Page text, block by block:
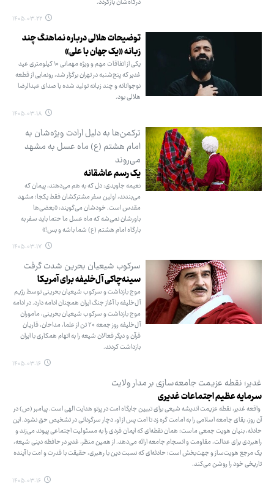
۱۴۰۵.۰۳.۲۲
توضیحات هلالی درباره نماهنگ چند
زبانه «یک جهان با علی»
یکی از اتفاقات مهم و ویژه مهمانی ۱۰ کیلومتری عید
غدیر که پنج‌شنبه در تهران برگزار شد، رونمایی از قطعه
نوجوانانه و چند زبانه تولید شده با صدای عبدالرضا
هلالی بود.
۱۴۰۵.۰۳.۱۸
ترکمن‌ها به دلیل ارادت ویژه‌شان به
امام هشتم (ع) ماه عسل به مشهد
می‌روند
یک رسم عاشقانه
نعیمه جاویدی: دل که به هم می‌دهند، پیمان که
می‌بندند، اولین سفر مشترکشان فقط یکجا؛ مشهد
مقدس است. خودشان می‌گویند: «بعضی‌ها
باورشان نمی‌شه که ماه‌ عسل ما حتما باید سفر به
بارگاه امام هشتم (ع) شما باشه و بس!»
۱۴۰۵.۰۳.۱۷
سرکوب شیعیان بحرین شدت گرفت
سینه‌چاکی آل‌خلیفه برای آمریکا
موج بازداشت و سرکوب شیعیان بحرینی توسط رژیم
آل‌خلیفه با آغاز جنگ ایران همچنان ادامه دارد. در ادامه
موج بازداشت و سرکوب شیعیان بحرینی، ماموران
آل‌خلیفه روز جمعه ۲۰ تن از علما، مداحان، قاریان
قرآن و دیگر فعالان شیعه را به اتهام همکاری با ایران
بازداشت کردند.
۱۴۰۵.۰۳.۱۶
غدیر؛ نقطه عزیمت جامعه‌سازی بر مدار ولایت
سرمایه عظیم اجتماعات غدیری
واقعه غدیر، نقطه عزیمت اندیشه شیعی برای تبیین جایگاه امت در پرتو هدایت الهی است. پیامبر (ص) در
آن روز، بقای جامعه اسلامی را به امامت گره زد تا امت پس از او، دچار سرگردانی در تشخیص حق نشود. این
حادثه، بنیان هویت جمعی ماست؛ همان نقطه‌ای که ایمان فردی را به مسئولیت اجتماعی پیوند می‌زند و
راهبردی برای عدالت، مقاومت و انسجام جامعه ارائه می‌دهد. از همین منظر، غدیر در حافظه دینی شیعه،
یک مرجع هویت‌ساز و جهت‌بخش است؛ حادثه‌ای که نسبت دین با رهبری، حقیقت با قدرت و امت با آینده
تاریخی خود را روشن می‌کند.
۱۴۰۵.۰۳.۱۶